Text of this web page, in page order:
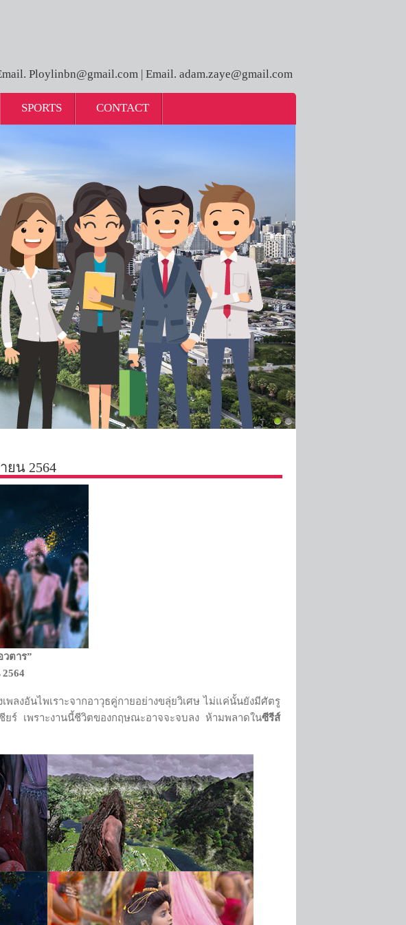
Ploylinbn@gmail.com | Email. adam.zaye@gmail.com
SPORTS CONTACT
ยน 2564
ตาร”
ลงอันไพเราะจากอาวุธคู่กายอย่างขลุ่ยวิเศษ ไม่แค่นั้นยังมีศัตรู
ร์ เพราะงานนี้ชีวิตของกฤษณะอาจจะจบลง ห้ามพลาดในซีรีส์